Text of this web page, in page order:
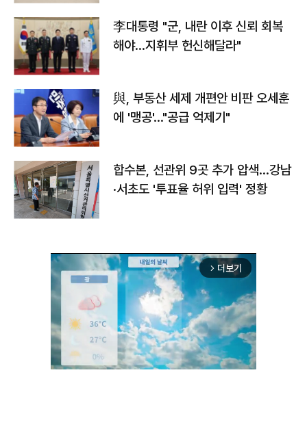
李대통령 "군, 내란 이후 신뢰 회복
해야…지휘부 헌신해달라"
與, 부동산 세제 개편안 비판 오세훈
에 '맹공'…"공급 억제기"
합수본, 선관위 9곳 추가 압색…강남
·서초도 '투표율 허위 입력' 정황
arrow_forward_ios 더보기